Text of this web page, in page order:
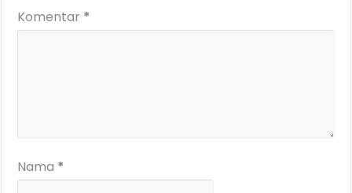
Komentar *
Nama *